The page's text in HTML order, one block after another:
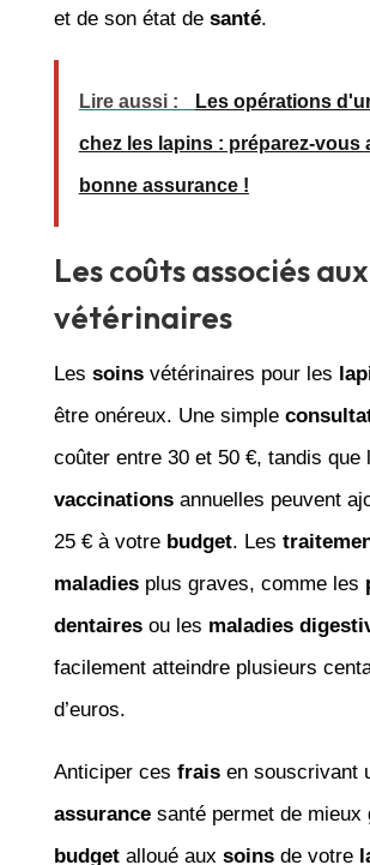
et de son état de santé.
Lire aussi : Les opérations
chez les lapins : préparez-vous
bonne assurance !
Les coûts associés
vétérinaires
Les soinsvétérinaires pour les
être onéreux. Une simple
coûter entre 30 et 50 €, tandis que
vaccinationsannuelles peuvent
25 € à votre budget. Les
maladiesplus graves, comme les
dentairesou les maladies
facilement atteindre plusieurs
d’euros.
Anticiper ces fraisen souscrivant
assurancesanté permet de mieux
budgetalloué aux soinsde votre